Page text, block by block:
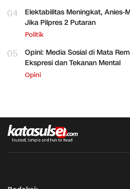
04
Elektabilitas Meningkat, Anies-
Jika Pilpres 2 Putaran
Politik
05
Opini: Media Sosial di Mata
Ekspresi dan Tekanan Mental
Opini